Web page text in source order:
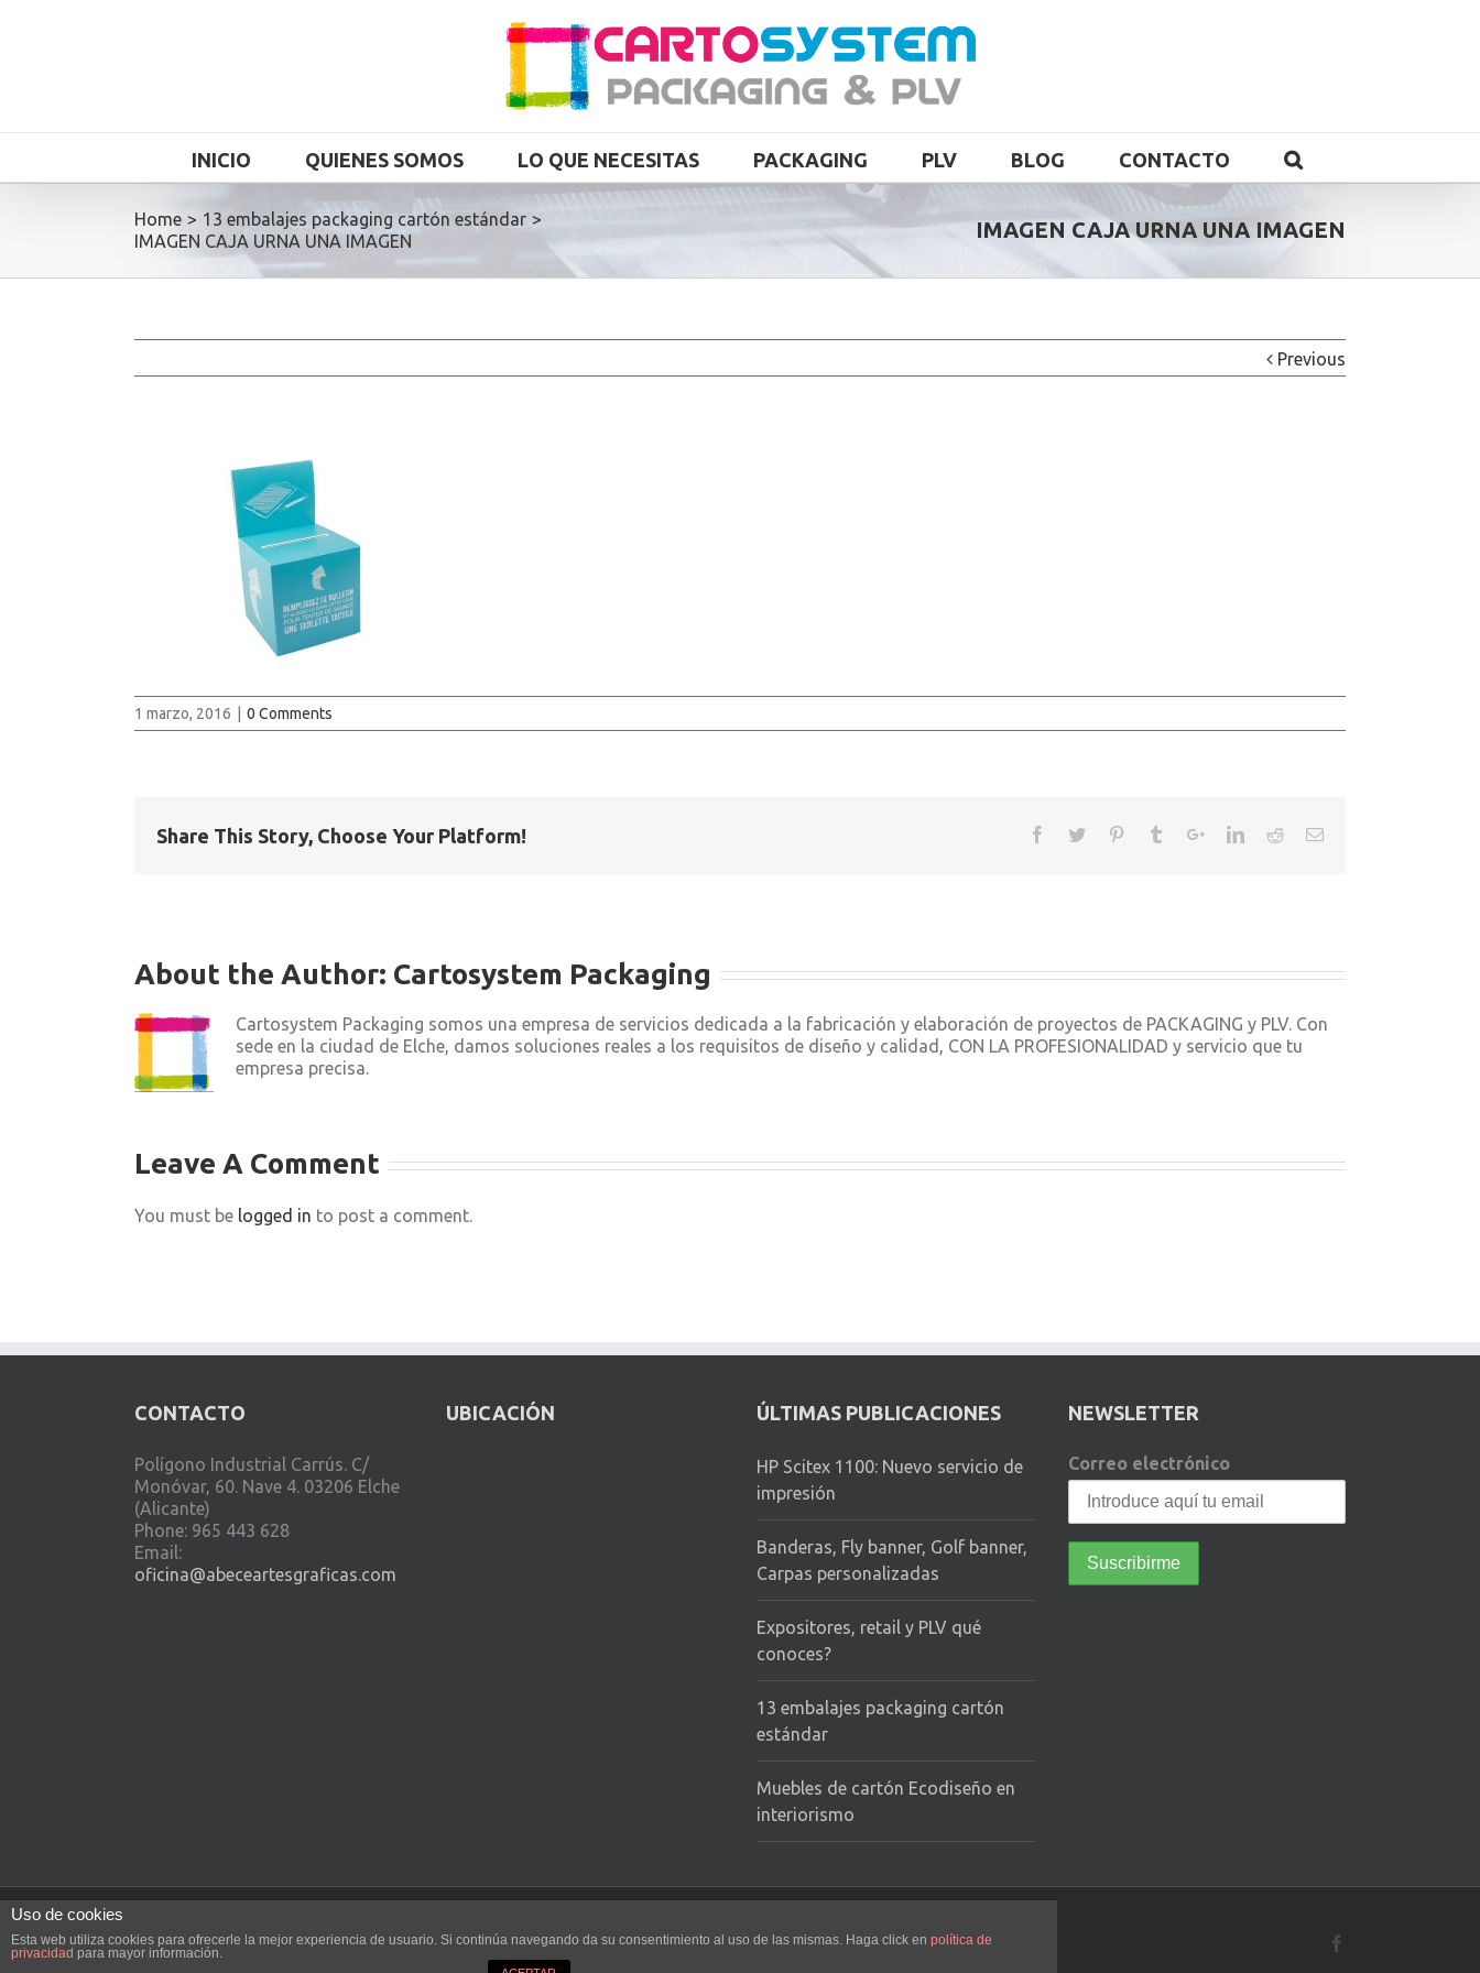
INICIO QUIENES SOMOS LO QUE NECESITAS PACKAGING PLV BLOG CONTACTO
IMAGEN CAJA URNA UNA IMAGEN
Home > 13 embalajes packaging cartón estándar >
IMAGEN CAJA URNA UNA IMAGEN
Previous
1 marzo, 2016 0 Comments
Share This Story, Choose Your Platform!
About the Author: Cartosystem Packaging
Cartosystem Packaging somos una empresa de servicios dedicada a la fabricación y elaboración de proyectos de PACKAGING y PLV. Con
sede en la ciudad de Elche, damos soluciones reales a los requisitos de diseño y calidad, CON LA PROFESIONALIDAD y servicio que tu
empresa precisa.
Leave A Comment
You must be logged in to post a comment.
CONTACTO
Polígono Industrial Carrús. C/
Monóvar, 60. Nave 4. 03206 Elche
(Alicante)
Phone: 965 443 628
Email:
oficina@abeceartesgraficas.com
UBICACIÓN ÚLTIMAS PUBLICACIONES
HP Scitex 1100: Nuevo servicio de
impresión
Banderas, Fly banner, Golf banner,
Carpas personalizadas
Expositores, retail y PLV qué
conoces?
13 embalajes packaging cartón
estándar
Muebles de cartón Ecodiseño en
interiorismo
NEWSLETTER
Correo electrónico
Uso de cookies
Esta web utiliza cookies para ofrecerle la mejor experiencia de usuario. Si continúa navegando da su consentimiento al uso de las mismas. Haga click en política de
privacidad para mayor información.